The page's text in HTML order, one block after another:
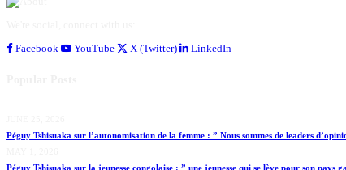
Facebook
YouTube X (Twitter) LinkedIn
Péguy Tshisuaka sur l’autonomisation de la femme : ” Nous sommes de leaders
Péguy Tshisuaka sur la jeunesse congolaise : ” une jeunesse qui se lève pour son pays